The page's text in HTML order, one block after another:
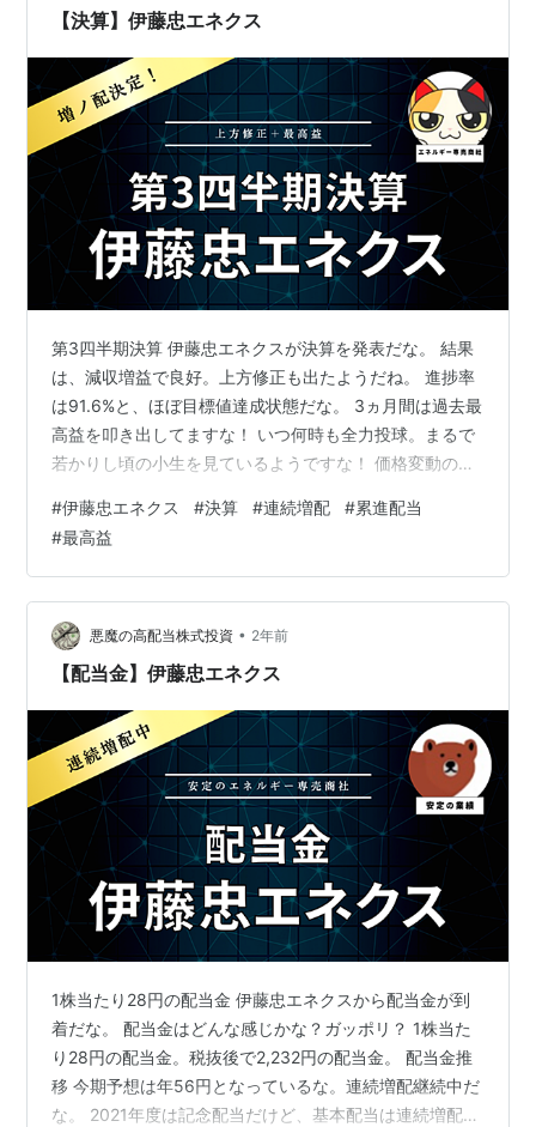
と利益が出ない構造なのがキツイところだな。 2025年度
【決算】伊藤忠エネクス
第3四半期決算 伊藤忠エネクスが決算を発表だな。 結果
は、減収増益で良好。上方修正も出たようだね。 進捗率
は91.6%と、ほぼ目標値達成状態だな。 3ヵ月間は過去最
高益を叩き出してますな！ いつ何時も全力投球。まるで
若かりし頃の小生を見ているようですな！ 価格変動の激
4つのセグメントがその時の景気動向を補いながら成長し
ているのが特徴だな。 小生のように総合的弱点が少ない
と言う事ですな！ 増配決定 そして増配も決定だな！ マ
ジっすか！学園2 2円増配年間58円だね。 またまた増ノ
配ですか～クマっちゃいますね！（くまだけに） 還元方
針は配当性向4…
#伊藤忠エネクス #決算 #連続増配 #累進配当
#最高益
悪魔の高配当株式投資 • 2年前
【配当金】伊藤忠エネクス
1株当たり28円の配当金 伊藤忠エネクスから配当金が到
着だな。 配当金はどんな感じかな？ガッポリ？ 1株当た
り28円の配当金。税抜後で2,232円の配当金。 配当金推
移 今期予想は年56円となっているな。連続増配継続中だ
な。 2021年度は記念配当だけど、基本配当は連続増配中